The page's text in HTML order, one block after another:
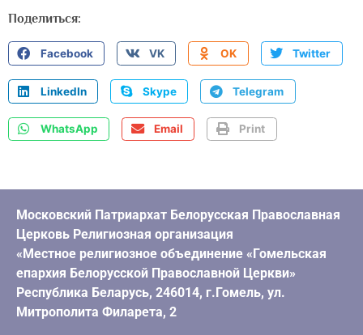
Поделиться:
Facebook VK OK Twitter
LinkedIn Skype Telegram
WhatsApp Email Print
Московский Патриархат Белорусская Православная
Церковь Религиозная организация
«Местное религиозное объединение «Гомельская
епархия Белорусской Православной Церкви»
Республика Беларусь, 246014, г.Гомель, ул.
Митрополита Филарета, 2